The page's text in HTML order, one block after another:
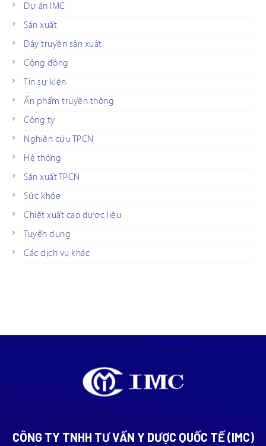
Dự án IMC
Sản xuất
Dây truyền sản xuất
Cộng đồng
Tin sự kiện
Ấn phẩm truyền thông
Công ty
Nghiên cứu TPCN
Hệ thống
Sản xuất TPCN
Sức khỏe
Chiết xuất cao dược liệu
Tuyển dụng
Các dịch vụ khác
CÔNG TY TNHH TƯ VẤN Y DƯỢC QUỐC TẾ (IMC)